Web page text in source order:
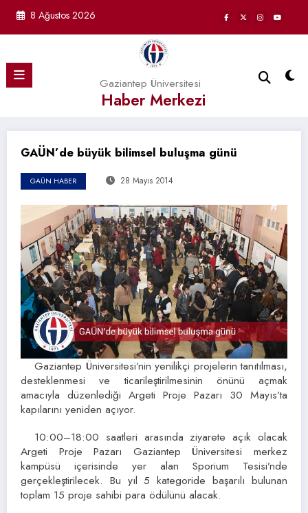
8 Ağustos 2026
Gaziantep Üniversitesi
Haber Merkezi
GAÜN’de büyük bilimsel buluşma günü
GAÜN HABER 28 Mayıs 2014
Gaziantep Üniversitesi’nin yenilikçi projelerin tanıtılması,
desteklenmesi ve ticarileştirilmesinin önünü açmak
amacıyla düzenlediği Argeti Proje Pazarı 30 Mayıs’ta
kapılarını yeniden açıyor.
10:00–18:00 saatleri arasında ziyarete açık olacak
Argeti Proje Pazarı Gaziantep Üniversitesi merkez
kampüsü içerisinde yer alan Sporium Tesisi’nde
gerçekleştirilecek. Bu yıl 5 kategoride başarılı bulunan
toplam 15 proje sahibi para ödülünü alacak.